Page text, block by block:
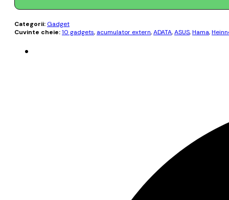
Categorii: Gadget
Cuvinte cheie:10 gadgets, acumulator extern,ADATA,ASUS,Hama,